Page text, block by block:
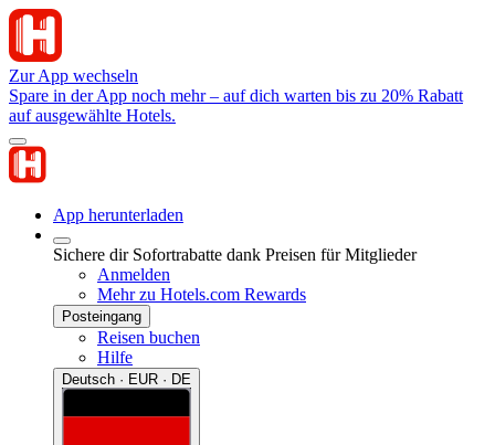
Zur App wechseln
Spare in der App noch mehr – auf dich warten bis zu 20% Rabatt
auf ausgewählte Hotels.
App herunterladen
Sichere dir Sofortrabatte dank Preisen für Mitglieder
Anmelden
Mehr zu Hotels.com Rewards
Posteingang
Reisen buchen
Hilfe
Deutsch · EUR · DE